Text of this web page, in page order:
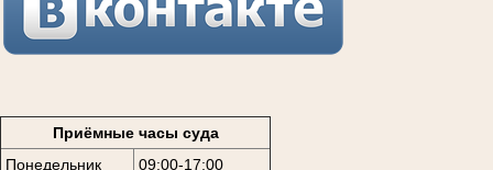
Приёмные часы суда
Понедельник
09:00-17:00